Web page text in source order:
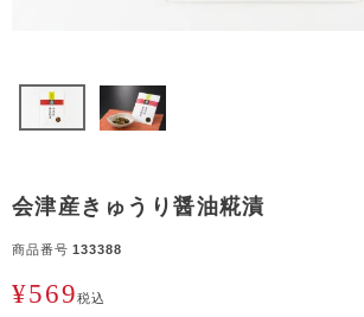
会津産きゅうり醤油糀漬
商品番号 133388
¥569税込